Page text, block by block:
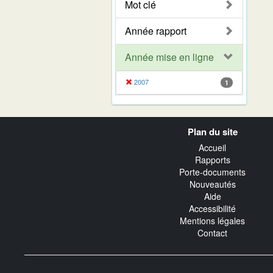
Mot clé
Année rapport
Année mise en ligne
2007 1
Plan du site
Accueil
Rapports
Porte-documents
Nouveautés
Aide
Accessibilité
Mentions légales
Contact